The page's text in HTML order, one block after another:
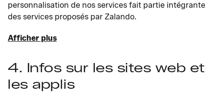
personnalisation de nos services fait partie intégrante
des services proposés par Zalando.
Afficher plus
4. Infos sur les sites web et
les applis